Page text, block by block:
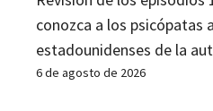
conozca a los psicópatas
estadounidenses de la
6 de agosto de 2026